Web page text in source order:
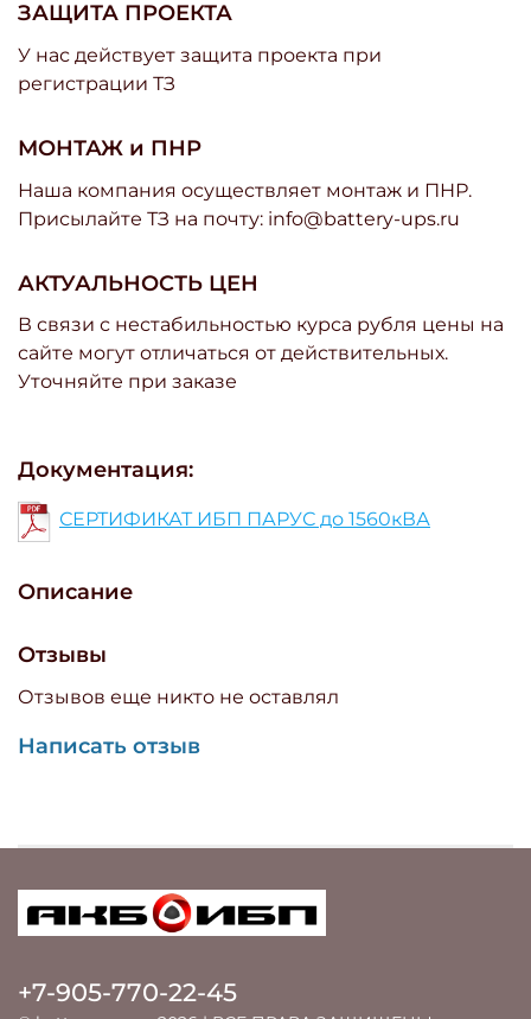
Документация:
СЕРТИФИКАТ ИБП ПАРУС до 1560кВА
Описание
ЗАЩИТА ПРОЕКТА
У нас действует защита проекта при
регистрации ТЗ
МОНТАЖ и ПНР
Наша компания осуществляет монтаж и ПНР.
Присылайте ТЗ на почту: info@battery-ups.ru
АКТУАЛЬНОСТЬ ЦЕН
В связи с нестабильностью курса рубля цены на
сайте могут отличаться от действительных.
Уточняйте при заказе
Отзывы
Отзывов еще никто не оставлял
Написать отзыв
+7-905-770-22-45